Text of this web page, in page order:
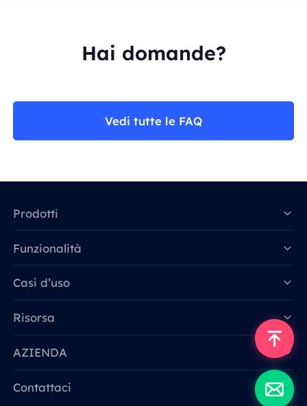
Hai domande?
Vedi tutte le FAQ
Prodotti
Funzionalità
Casi d’uso
Risorsa
AZIENDA
Contattaci